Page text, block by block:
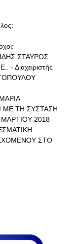
ΣΤΑΥΡΟΣ
- Διαχειριστής
ΜΕ ΤΗ ΣΥΣΤΑΣΗ
2018
ΣΤΟ